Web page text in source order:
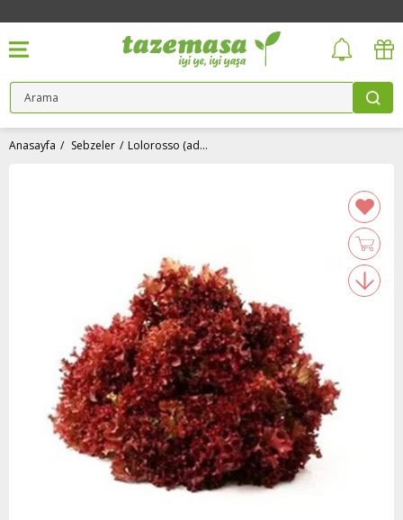
Anasayfa Sebzeler Lolorosso (adet) Medel Greens